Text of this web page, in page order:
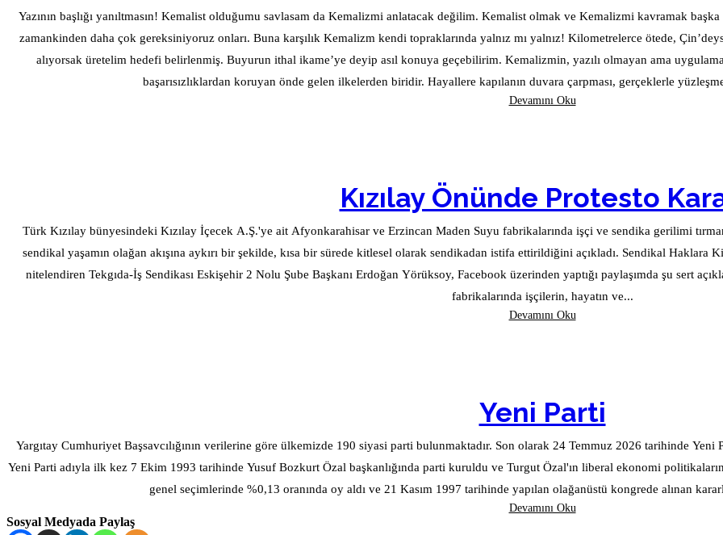
Yazının başlığı yanıltmasın! Kemalist olduğumu savlasam da Kemalizmi anlatacak değilim. Kemalist olmak ve Kemalizmi kavramak başka anlatmak başka şeyler. Altı ok Kemalizmi anlatan ilkeler. Bugün her
zamankinden daha çok gereksiniyoruz onları. Buna karşılık Kemalizm kendi topraklarında yalnız mı yalnız! Kilometrelerce ötede, Çin’deyse Kemalizm uygulamada. Son beşinci beş yıllık planda dışarıdan ne
alıyorsak üretelim hedefi belirlenmiş. Buyurun ithal ikame’ye deyip asıl konuya geçebilirim. Kemalizmin, yazılı olmayan ama uygulamayla belirlenmiş ilkeleri var. Örneğin GERÇEKÇİLİK. Kemalizmi
başarısızlıklardan koruyan önde gelen ilkelerden biridir. Hayallere kapılanın duvara çarpması, gerçeklerle
Devamını Oku
Kızılay Önünde Protesto
Türk Kızılay bünyesindeki Kızılay İçecek A.Ş.'ye ait Afyonkarahisar ve Erzincan Maden Suyu fabrikalarında işçi ve sendika gerilimi
sendikal yaşamın olağan akışına aykırı bir şekilde, kısa bir sürede kitlesel olarak sendikadan istifa ettirildiğini açıkladı. Sendikal Haklara Kirli Müdahale Uygulanan yöntemleri "kirli bir baskı ve oyun" olarak
nitelendiren Tekgıda-İş Sendikası Eskişehir 2 Nolu Şube Başkanı Erdoğan Yörüksoy, Facebook üzerinden yaptığı paylaşımda şu sert
fabrikalarında işçilerin, hayatın ve...
Devamını Oku
Yeni Parti
Yargıtay Cumhuriyet Başsavcılığının verilerine göre ülkemizde 190 siyasi parti bulunmaktadır. Son olarak 24 Temmuz 2026 tarihinde
Yeni Parti adıyla ilk kez 7 Ekim 1993 tarihinde Yusuf Bozkurt Özal başkanlığında parti kuruldu ve Turgut Özal'ın liberal ekonomi
genel seçimlerinde %0,13 oranında oy aldı ve 21 Kasım 1997 tarihinde yapılan olağanüstü kongrede alınan
Devamını Oku
Sosyal Medyada Paylaş